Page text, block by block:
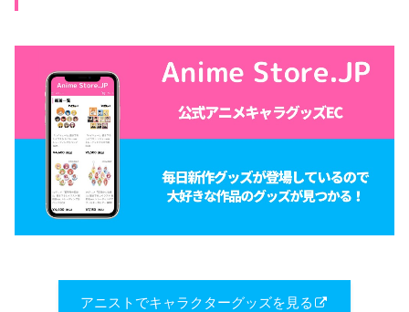
アニストでキャラクターグッズを見る